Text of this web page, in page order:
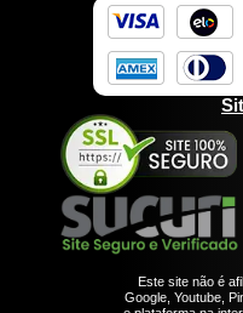
Este site não é
Google, Youtube,